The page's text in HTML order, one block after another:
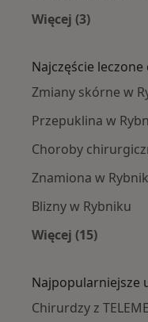
Więcej (3)
Najczęście
Zmiany skórne w
Przepuklina w
Choroby
Znamiona w
Blizny w Rybniku
Więcej (15)
Najpopularniejsze
Chirurdzy z